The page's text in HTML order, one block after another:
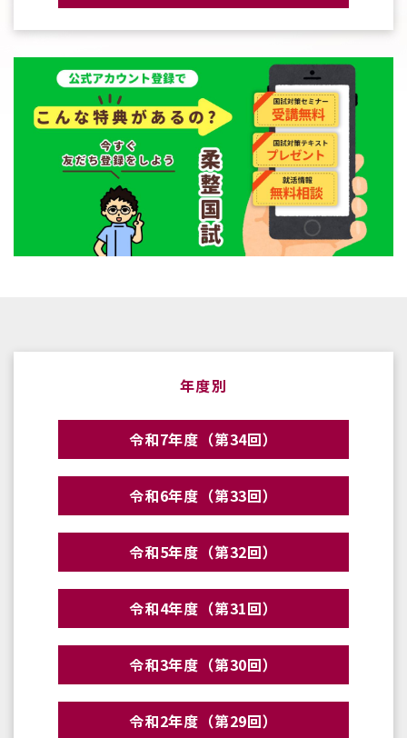
年度別
令和7年度（第34回）
令和6年度（第33回）
令和5年度（第32回）
令和4年度（第31回）
令和3年度（第30回）
令和2年度（第29回）